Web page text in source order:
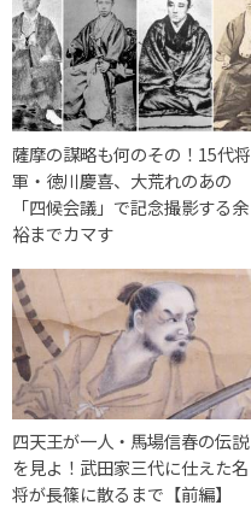
薩摩の謀略も何のその！15代将
軍・徳川慶喜、大荒れのあの
「四候会議」で記念撮影する余
裕までカマす
四天王が一人・馬場信春の伝説
を見よ！武田家三代に仕えた名
将が長篠に散るまで【前編】